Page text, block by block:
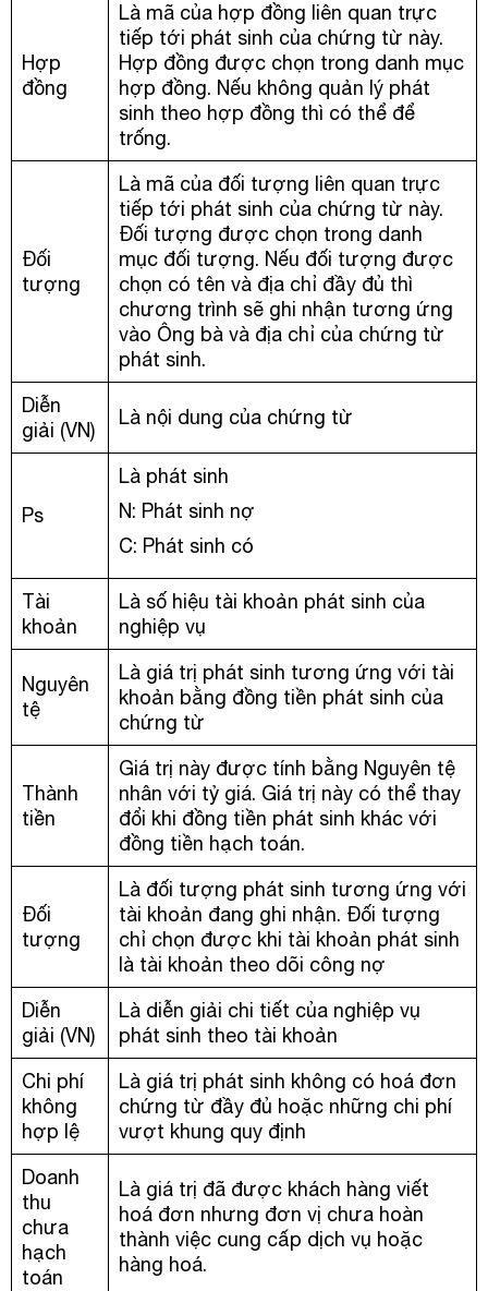
Hợp
đồng
Là mã của hợp đồng liên quan trực
tiếp tới phát sinh của chứng từ này.
Hợp đồng được chọn trong danh mục
hợp đồng. Nếu không quản lý phát
sinh theo hợp đồng thì có thể để
trống.
Đối
tượng
Là mã của đối tượng liên quan trực
tiếp tới phát sinh của chứng từ này.
Đối tượng được chọn trong danh
mục đối tượng. Nếu đối tượng được
chọn có tên và địa chỉ đầy đủ thì
chương trình sẽ ghi nhận tương ứng
vào Ông bà và địa chỉ của chứng từ
phát sinh.
Diễn
giải (VN)
Là nội dung của chứng từ
Ps
Là phát sinh
N: Phát sinh nợ
C: Phát sinh có
Tài
khoản
Là số hiệu tài khoản phát sinh của
nghiệp vụ
Nguyên
tệ
Là giá trị phát sinh tương ứng với tài
khoản bằng đồng tiền phát sinh của
chứng từ
Thành
tiền
Giá trị này được tính bằng Nguyên tệ
nhân với tỷ giá. Giá trị này có thể thay
đổi khi đồng tiền phát sinh khác với
đồng tiền hạch toán.
Đối
tượng
Là đối tượng phát sinh tương ứng với
tài khoản đang ghi nhận. Đối tượng
chỉ chọn được khi tài khoản phát sinh
là tài khoản theo dõi công nợ
Diễn
giải (VN)
Là diễn giải chi tiết của nghiệp vụ
phát sinh theo tài khoản
Chi phí
không
hợp lệ
Là giá trị phát sinh không có hoá đơn
chứng từ đầy đủ hoặc những chi phí
vượt khung quy định
Doanh
thu
chưa
hạch
toán
Là giá trị đã được khách hàng viết
hoá đơn nhưng đơn vị chưa hoàn
thành việc cung cấp dịch vụ hoặc
hàng hoá.